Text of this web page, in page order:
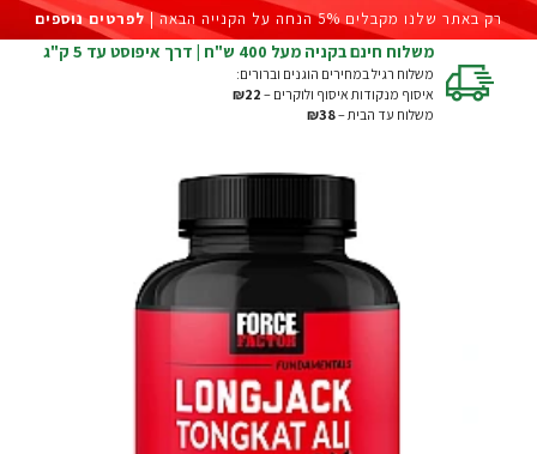
רק באתר שלנו מקבלים 5% הנחה על הקנייה הבאה |
לפרטים נוספים
משלוח חינם בקניה מעל 400 ש"ח | דרך איפוסט עד 5 ק"ג
משלוח רגיל במחירים הוגנים וברורים:
איסוף מנקודות איסוף ולוקרים – ₪22
משלוח עד הבית –₪38